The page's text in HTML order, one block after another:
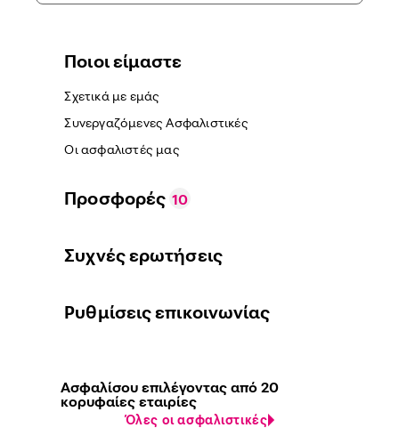
Ποιοι είμαστε
Σχετικά με εμάς
Συνεργαζόμενες Ασφαλιστικές
Οι ασφαλιστές μας
Προσφορές 10
Συχνές ερωτήσεις
Ρυθμίσεις επικοινωνίας
Ασφαλίσου επιλέγοντας από 20
κορυφαίες εταιρίες
Όλες οι ασφαλιστικές